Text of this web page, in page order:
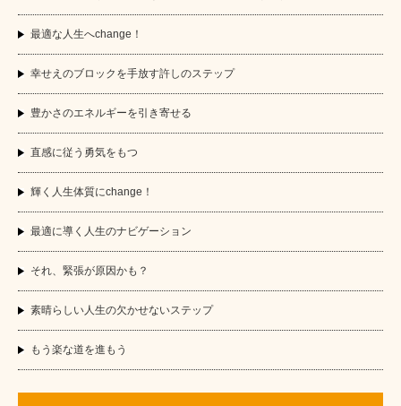
最適な人生へchange！
幸せえのブロックを手放す許しのステップ
豊かさのエネルギーを引き寄せる
直感に従う勇気をもつ
輝く人生体質にchange！
最適に導く人生のナビゲーション
それ、緊張が原因かも？
素晴らしい人生の欠かせないステップ
もう楽な道を進もう